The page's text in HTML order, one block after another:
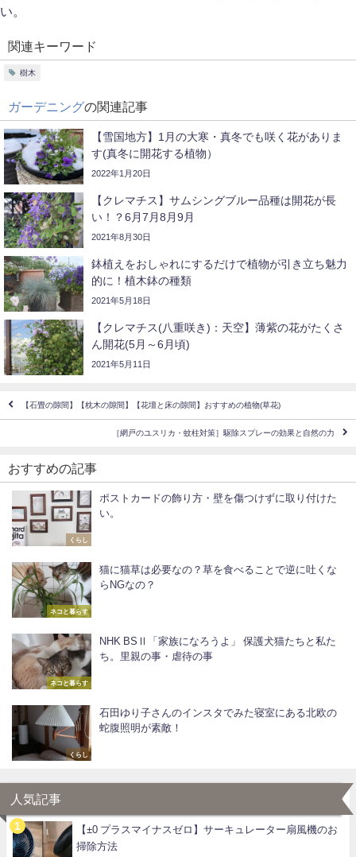
い。
関連キーワード
樹木
ガーデニングの関連記事
【雪国地方】1月の大寒・真冬でも咲く花がありま
す(真冬に開花する植物）
2022年1月20日
【クレマチス】サムシングブルー品種は開花が長
い！？6月7月8月9月
2021年8月30日
鉢植えをおしゃれにするだけで植物が引き立ち魅力
的に！植木鉢の種類
2021年5月18日
【クレマチス(八重咲き)：天空】薄紫の花がたくさ
ん開花(5月～6月頃)
2021年5月11日
【石畳の隙間】【枕木の隙間】【花壇と床の隙間】おすすめの植物(草花)
［網戸のユスリカ・蚊柱対策］駆除スプレーの効果と自然の力
おすすめの記事
くらし
ポストカードの飾り方・壁を傷つけずに取り付けた
い。
ネコと暮らす
猫に猫草は必要なの？草を食べることで逆に吐くな
らNGなの？
ネコと暮らす
NHK BSⅡ「家族になろうよ」 保護犬猫たちと私た
ち。里親の事・虐待の事
くらし
石田ゆり子さんのインスタでみた寝室にある北欧の
蛇腹照明が素敵！
人気記事
【±0 プラスマイナスゼロ】サーキュレーター扇風機のお
掃除方法